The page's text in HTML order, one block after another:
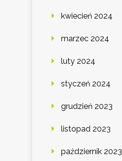
kwiecień 2024
marzec 2024
luty 2024
styczeń 2024
grudzień 2023
listopad 2023
październik 2023